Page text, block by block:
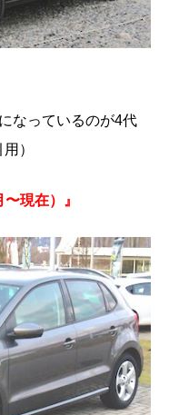
なっているのが4代
）
現在）』